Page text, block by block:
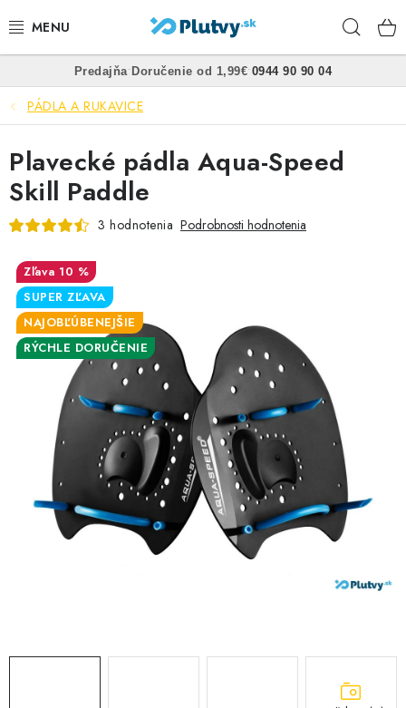
na
PLÁVANIE
ŠNORCHLOVANIE
FREEDIVING
SPEARFISHING
POTÁPANIE
OBLEČENIE
OBUV
VŠETKO PRE DETI
HRAČKY DO VODY
PODVODNÉ SKÚTRE
Predajňa• Doručenie od 1,99€• 0944 90 90 04
PÁDLA A RUKAVICE
Plavecké pádla Aqua-Speed
Skill Paddle
3 hodnotenia Podrobnosti hodnotenia
10 %
SUPER ZĽAVA
NAJOBĽÚBENEJŠIE
RÝCHLE DORUČENIE